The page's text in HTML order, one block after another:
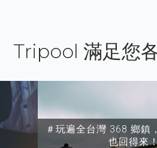
Tripool 滿足您
＃玩遍全台灣 368 鄉鎮
也回得來